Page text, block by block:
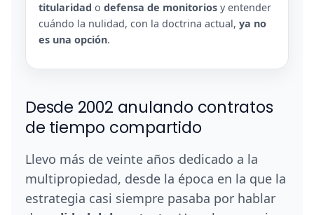
titularidad o defensa de monitorios y entender
cuándo la nulidad, con la doctrina actual, ya no
es una opción.
Desde 2002 anulando contratos
de tiempo compartido
Llevo más de veinte años dedicado a la
multipropiedad, desde la época en la que la
estrategia casi siempre pasaba por hablar